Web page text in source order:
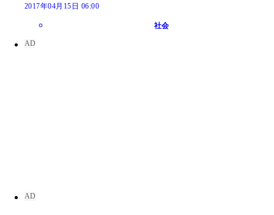
2017年04月15日 06:00
社会